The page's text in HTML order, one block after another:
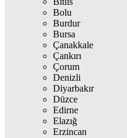
Bolu
Burdur
Bursa
Çanakkale
Çankırı
Çorum
Denizli
Diyarbakır
Düzce
Edirne
Elazığ
Erzincan